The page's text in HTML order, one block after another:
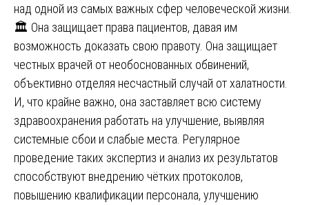
над одной из самых важных сфер человеческой жизни.
🏛️ Она защищает права пациентов, давая им
возможность доказать свою правоту. Она защищает
честных врачей от необоснованных обвинений,
объективно отделяя несчастный случай от халатности.
И, что крайне важно, она заставляет всю систему
здравоохранения работать на улучшение, выявляя
системные сбои и слабые места. Регулярное
проведение таких экспертиз и анализ их результатов
способствуют внедрению чётких протоколов,
повышению квалификации персонала, улучшению